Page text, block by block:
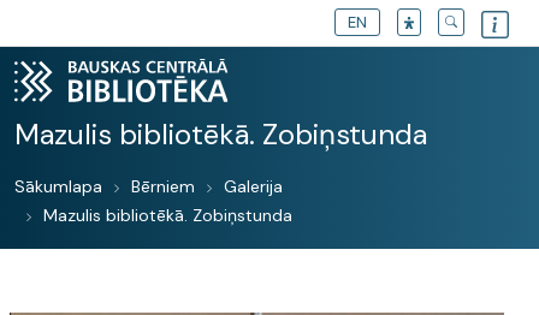
EN
Mazulis bibliotēkā. Zobiņstunda
Sākumlapa Bērniem
Galerija
Mazulis bibliotēkā. Zobiņstunda